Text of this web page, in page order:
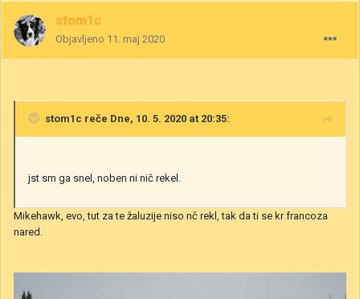
stom1c
Objavljeno 11. maj 2020
stom1c reče Dne, 10. 5. 2020 at 20:35:
jst sm ga snel, noben ni nič rekel.
Mikehawk, evo, tut za te žaluzije niso nč rekl, tak da ti se kr francoza
nared.